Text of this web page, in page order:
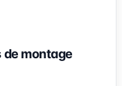
de montage